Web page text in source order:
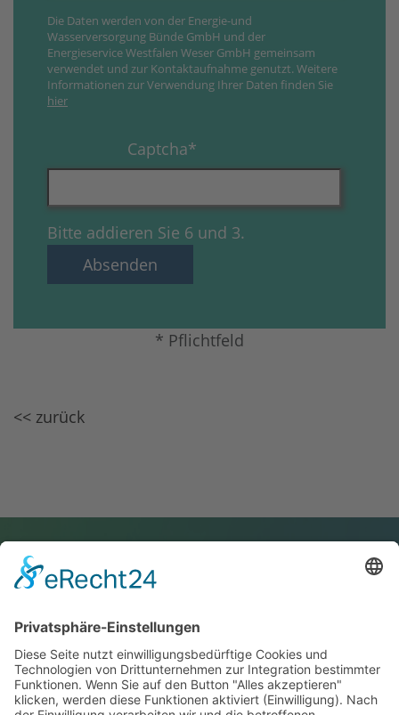
Die Daten werden von der Energie-und
Wasserversorgung Bünde GmbH und der
Energieservice Westfalen Weser GmbH gemeinsam
verwendet und zur Kontaktaufnahme genutzt. Weitere
Informationen zur Verwendung Ihrer Daten finden Sie
hier
Captcha*
Bitte addieren Sie 6 und 3.
Absenden
* Pflichtfeld
<< zurück
Service-Telefon
05223 967116